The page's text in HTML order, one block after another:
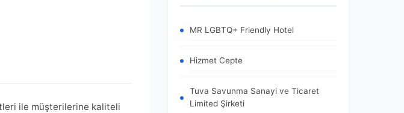
ile müşterilerine kaliteli
MR LGBTQ+ Friendly Hotel
Hizmet Cepte
Tuva Savunma Sanayi ve Ticaret
Limited Şirketi